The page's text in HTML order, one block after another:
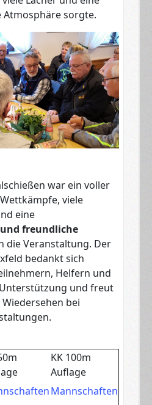
sorgte.
war ein voller
viele
eine
freundliche
die Veranstaltung. Der
bedankt sich
Helfern und
und freut
bei
KK 100m
Auflage
Mannschaften